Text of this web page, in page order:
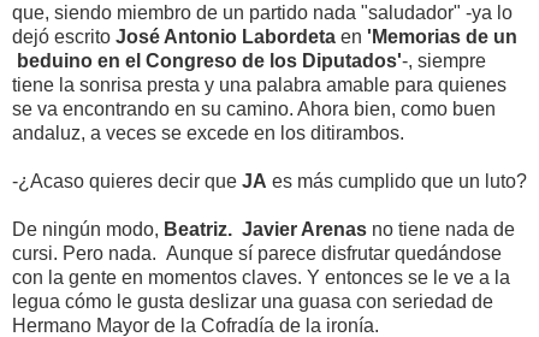
que, siendo miembro de un partido nada "saludador" -ya lo
dejó escrito José Antonio Labordeta en 'Memorias de un
beduino en el Congreso de los Diputados'-, siempre
tiene la sonrisa presta y una palabra amable para quienes
se va encontrando en su camino. Ahora bien, como buen
andaluz, a veces se excede en los ditirambos.
-¿Acaso quieres decir que JA es más cumplido que un luto?
De ningún modo, Beatriz. Javier Arenas no tiene nada de
cursi. Pero nada. Aunque sí parece disfrutar quedándose
con la gente en momentos claves. Y entonces se le ve a la
legua cómo le gusta deslizar una guasa con seriedad de
Hermano Mayor de la Cofradía de la ironía.